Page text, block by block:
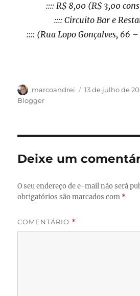
:::: R$ 8,00 (R$ 3,00
:::: Circuito Bar e
:::: (Rua Lopo Gonçalves, 66
Autor
marcoandrei
Publicado
13 de julho de
Blogger
Deixe um
O seu endereço de e-mail não será
obrigatórios são marcados com *
COMENTÁRIO *